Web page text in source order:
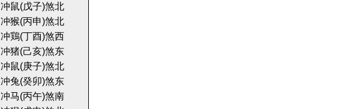
冲鼠(戊子)煞北
冲猴(丙申)煞北
冲鶏(丁酉)煞西
冲猪(己亥)煞东
冲鼠(庚子)煞北
冲兔(癸卯)煞东
冲马(丙午)煞南